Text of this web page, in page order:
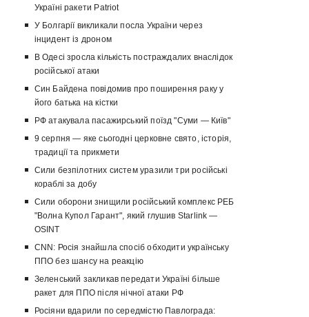
Україні ракети Patriot
У Болгарії викликали посла України через
інцидент із дроном
В Одесі зросла кількість постраждалих внаслідок
російської атаки
Син Байдена повідомив про поширення раку у
його батька на кістки
РФ атакувала пасажирський поїзд "Суми — Київ"
9 серпня — яке сьогодні церковне свято, історія,
традиції та прикмети
Сили безпілотних систем уразили три російські
кораблі за добу
Сили оборони знищили російський комплекс РЕБ
"Волна Купол Гарант", який глушив Starlink —
OSINT
CNN: Росія знайшла спосіб обходити українську
ППО без шансу на реакцію
Зеленський закликав передати Україні більше
ракет для ППО після нічної атаки РФ
Росіяни вдарили по середмістю Павлограда: